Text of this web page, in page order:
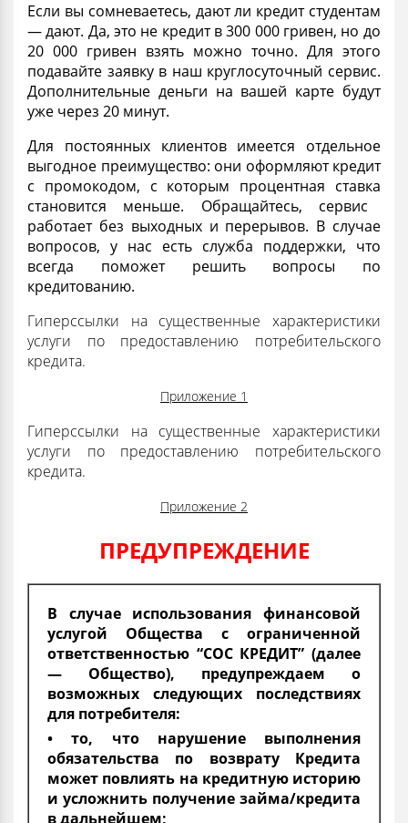
Если вы сомневаетесь, дают ли кредит студентам
— дают. Да, это не кредит в 300 000 гривен, но до
20 000 гривен взять можно точно. Для этого
подавайте заявку в наш круглосуточный сервис.
Дополнительные деньги на вашей карте будут
уже через 20 минут.
Для постоянных клиентов имеется отдельное
выгодное преимущество: они оформляют кредит
с промокодом, с которым процентная ставка
становится меньше. Обращайтесь, сервис
работает без выходных и перерывов. В случае
вопросов, у нас есть служба поддержки, что
всегда поможет решить вопросы по
кредитованию.
Гиперссылки на существенные характеристики
услуги по предоставлению потребительского
кредита.
Приложение 1
Гиперссылки на существенные характеристики
услуги по предоставлению потребительского
кредита.
Приложение 2
ПРЕДУПРЕЖДЕНИЕ
В случае использования финансовой
услугой Общества с ограниченной
ответственностью “СОС КРЕДИТ” (далее
— Общество), предупреждаем о
возможных следующих последствиях
для потребителя:
• то, что нарушение выполнения
обязательства по возврату Кредита
может повлиять на кредитную историю
и усложнить получение займа/кредита
в дальнейшем;